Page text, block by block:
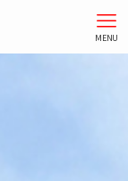
MENU